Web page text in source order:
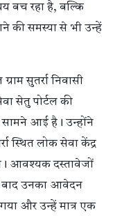
बच रहा है, बल्कि
की समस्या से भी उन्हें
सुतर्रा निवासी
सेतु पोर्टल की
आई है। उन्होंने
स्थित लोक सेवा केंद्र
आवश्यक दस्तावेजों
के बाद उनका आवेदन
और उन्हें मात्र एक